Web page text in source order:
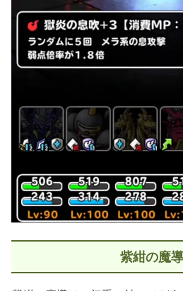
紫紺の魔